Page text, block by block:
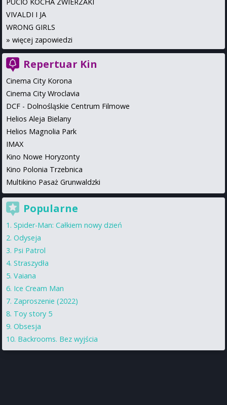
PUCIO KOCHA ZWIERZAKI
VIVALDI I JA
WRONG GIRLS
» więcej zapowiedzi
Repertuar Kin
Cinema City Korona
Cinema City Wroclavia
DCF - Dolnośląskie Centrum Filmowe
Helios Aleja Bielany
Helios Magnolia Park
IMAX
Kino Nowe Horyzonty
Kino Polonia Trzebnica
Multikino Pasaż Grunwaldzki
Popularne
Spider-Man: Całkiem nowy dzień
Odyseja
Psi Patrol
Straszydła
Vaiana
Ice Cream Man
Zaproszenie (2022)
Toy story 5
Obsesja
Backrooms. Bez wyjścia